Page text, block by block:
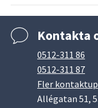
Kontakta
0512-311 86
0512-311 87
Fler
Allégatan 51,